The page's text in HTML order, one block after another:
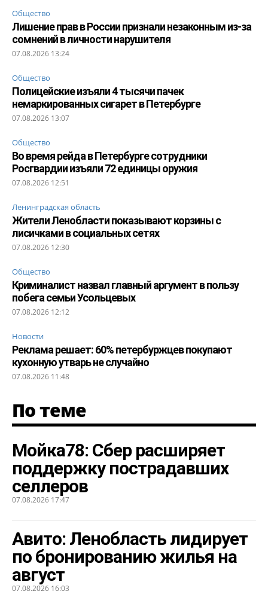
Общество
Лишение прав в России признали незаконным из-за
сомнений в личности нарушителя
07.08.2026 13:24
Общество
Полицейские изъяли 4 тысячи пачек
немаркированных сигарет в Петербурге
07.08.2026 13:07
Общество
Во время рейда в Петербурге сотрудники
Росгвардии изъяли 72 единицы оружия
07.08.2026 12:51
Ленинградская область
Жители Ленобласти показывают корзины с
лисичками в социальных сетях
07.08.2026 12:30
Общество
Криминалист назвал главный аргумент в пользу
побега семьи Усольцевых
07.08.2026 12:12
Новости
Реклама решает: 60% петербуржцев покупают
кухонную утварь не случайно
07.08.2026 11:48
По теме
Мойка78: Сбер расширяет
поддержку пострадавших
селлеров
07.08.2026 17:47
Авито: Ленобласть лидирует
по бронированию жилья на
август
07.08.2026 16:03